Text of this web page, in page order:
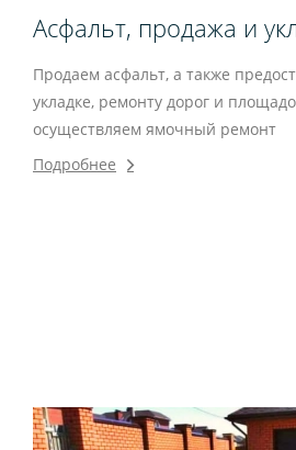
Асфальт, продажа и
Продаем асфальт, а также
укладке, ремонту дорог и
осуществляем ямочный ремонт
Подробнее